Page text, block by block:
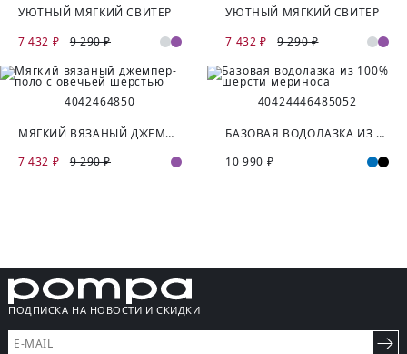
УЮТНЫЙ МЯГКИЙ СВИТЕР
7 432 ₽
9 290 ₽
УЮТНЫЙ МЯГКИЙ СВИТЕР
7 432 ₽
9 290 ₽
4042464850
МЯГКИЙ ВЯЗАНЫЙ ДЖЕМПЕР-ПОЛО С ОВЕЧЬЕЙ ШЕРСТЬЮ
7 432 ₽
9 290 ₽
40424446485052
БАЗОВАЯ ВОДОЛАЗКА ИЗ 100% ШЕРСТИ МЕРИНОСА
10 990 ₽
ПОДПИСКА НА НОВОСТИ И СКИДКИ